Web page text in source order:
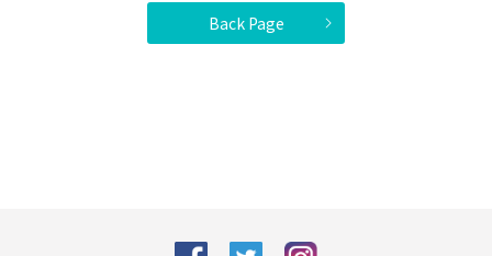
Back Page
facebook Twitter